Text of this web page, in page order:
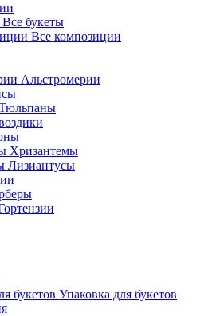
Все букеты
Все композиции
Альстромерии
Хризантемы
Лизиантусы
Упаковка для букетов